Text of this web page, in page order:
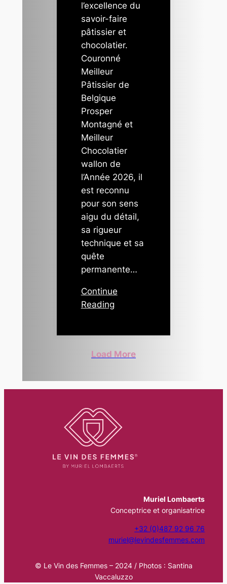
l’excellence du
savoir-faire
pâtissier et
chocolatier.
Couronné
Meilleur
Pâtissier de
Belgique
Prosper
Montagné et
Meilleur
Chocolatier
wallon de
l’Année 2026, il
est reconnu
pour son sens
aigu du détail,
sa rigueur
technique et sa
quête
permanente…
Continue
Reading
Load More
Muriel Lombaerts
Conceptrice et organisatrice
+32 (0)487 92 96 76
muriel@levindesfemmes.com
© Le Vin des Femmes – 2024 / Photos : Santina
Vaccaluzzo